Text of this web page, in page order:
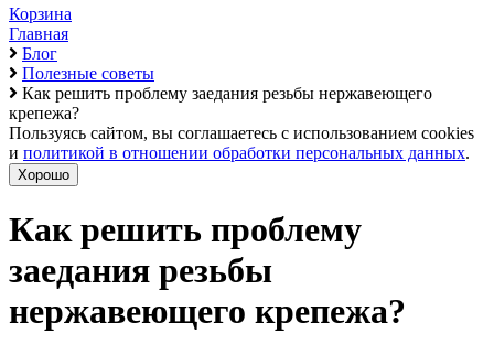
Корзина
Главная
Блог
Полезные советы
Как решить проблему заедания резьбы нержавеющего
крепежа?
Пользуясь сайтом, вы соглашаетесь с использованием cookies
и политикой в отношении обработки персональных данных.
Хорошо
Как решить проблему
заедания резьбы
нержавеющего крепежа?